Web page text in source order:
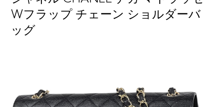
Wフラップ チェーン ショルダーバ
ッグ